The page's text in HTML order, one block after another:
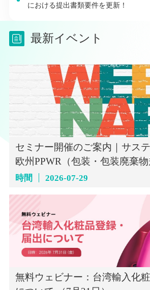
における提出書類要件を更新！
最新イベント
セミナー開催のご案内｜サス
欧州PPWR（包装・包装廃棄
インセミナー（7月29日）
時間 2026-07-29
無料ウェビナー：台湾輸入化